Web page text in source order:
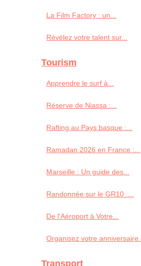
La Film Factory : un...
Révélez votre talent sur...
Tourism
Apprendre le surf à...
Réserve de Niassa :...
Rafting au Pays basque :...
Ramadan 2026 en France :...
Marseille : Un guide des...
Randonnée sur le GR10 :...
De l'Aéroport à Votre...
Organisez votre anniversaire...
Transport